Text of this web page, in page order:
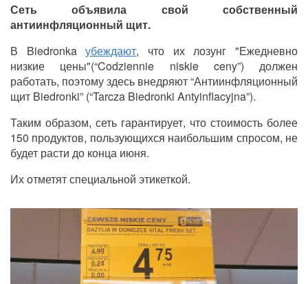
Сеть объявила свой собственный
антиинфляционный щит.
В Biedronkaубеждают, что их лозунг "Ежедневно
низкие цены"(“Codziennie niskie ceny”) должен
работать, поэтому здесь внедряют “Антиинфляционный
щит Biedronki” (“Tarcza Biedronki Antyinflacyjna”).
Таким образом, сеть гарантирует, что стоимость более
150 продуктов, пользующихся наибольшим спросом, не
будет расти до конца июня.
Их отметят специальной этикеткой.